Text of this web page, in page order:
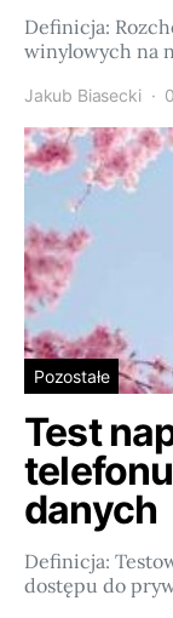
Definicja:
winylowych na
Jakub Biasecki
Pozostałe
Test
danych
Definicja:
dostępu do